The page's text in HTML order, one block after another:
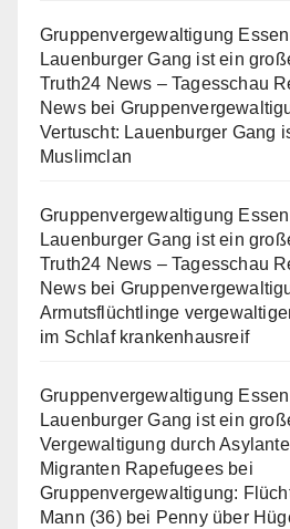
Gruppenvergewaltigung
Lauenburger Gang ist ein
Truth24 News – Tagesschau
Newsbei
Vertuscht: Lauenburger Gang
Muslimclan
Gruppenvergewaltigung
Lauenburger Gang ist ein
Truth24 News – Tagesschau
Newsbei
Armutsflüchtlinge
im Schlaf krankenhausreif
Gruppenvergewaltigung
Lauenburger Gang ist ein
Vergewaltigung durch
Migranten Rapefugees bei
Gruppenvergewaltigung:
Mann (36) bei Penny über